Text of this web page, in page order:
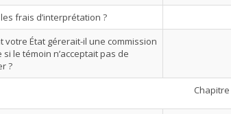
frais d’interprétation ?
votre État gérerait-il une commission
le témoin n’acceptait pas de
?
Chapitre